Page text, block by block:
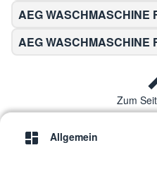
AEG WASCHMASCHINE
AEG WASCHMASCHINE
Zum
Allgemein